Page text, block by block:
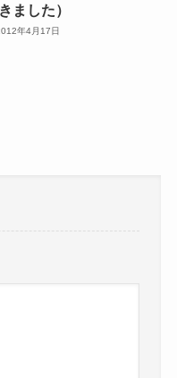
ました）
年4月17日